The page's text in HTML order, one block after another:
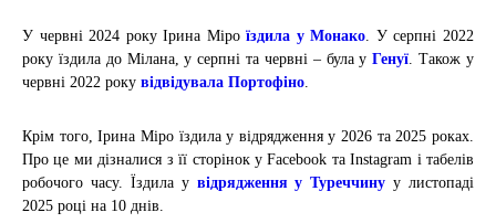
У червні 2024 року Ірина Міроїздила у Монако. У серпні 2022
року їздиладо Мілана, у серпні та червні– була уГенуї. Також у
червні 2022 року відвідувала Портофіно.
Крім того, Ірина Міро їздила у відрядження у 2026 та 2025 роках.
Про це ми дізналися з її сторінок у Facebook та Instagram і табелів
робочого часу. Їздила у відрядження у Туреччину у листопаді
2025 році на 10 днів.